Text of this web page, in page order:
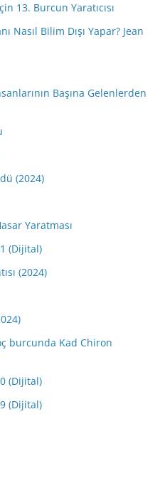
13. Burcun Yaratıcısı
Nasıl Bilim Dışı Yapar? Jean
Başına Gelenlerden
(2024)
Yaratması
(Dijital)
(2024)
burcunda Kad Chiron
(Dijital)
(Dijital)